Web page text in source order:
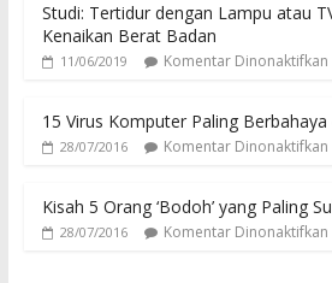
Studi: Tertidur dengan Lampu atau
Kenaikan Berat Badan
11/06/2019 Komentar Dinonaktifkan
15 Virus Komputer Paling
28/07/2016 Komentar Dinonaktifkan
Kisah 5 Orang ‘Bodoh’ yang Paling
28/07/2016 Komentar Dinonaktifkan